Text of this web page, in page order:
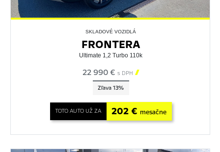
SKLADOVÉ VOZIDLÁ
FRONTERA
Ultimate 1,2 Turbo 110k
22 990 € s DPH 
Zľava 13%
TOTO AUTO UŽ ZA 202 € mesačne